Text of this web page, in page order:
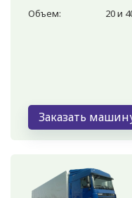
Объем: 20 и
Заказать